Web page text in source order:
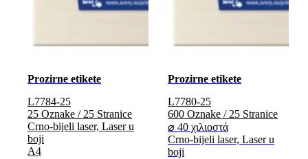
Prozirne etikete
L7784-25
25 Oznake / 25 Stranice
Crno-bijeli laser, Laser u
boji
A4
Prozirne etikete
L7780-25
600 Oznake / 25 Stranice
⌀ 40 χιλιοστά
Crno-bijeli laser, Laser u
boji